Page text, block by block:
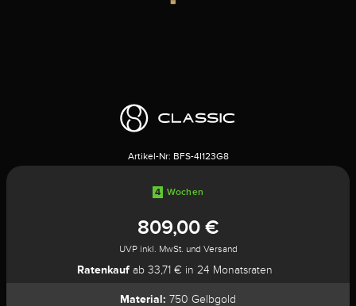
Artikel-Nr: BFS-4I123G8
4 Wochen
809,00 €
UVP inkl. MwSt. und Versand
Ratenkauf ab 33,71 € in 24 Monatsraten
Material: 750 Gelbgold